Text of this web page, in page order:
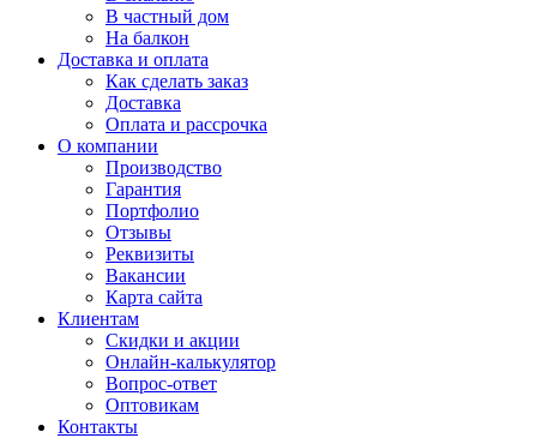
В частный дом
На балкон
Доставка и оплата
Как сделать заказ
Доставка
Оплата и рассрочка
О компании
Производство
Гарантия
Портфолио
Отзывы
Реквизиты
Вакансии
Карта сайта
Клиентам
Скидки и акции
Онлайн-калькулятор
Вопрос-ответ
Оптовикам
Контакты